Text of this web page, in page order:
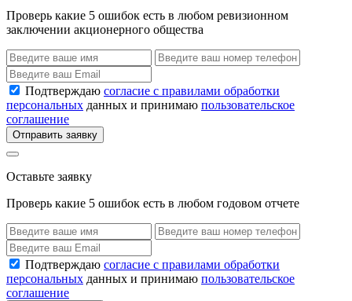
Проверь какие 5 ошибок есть в любом ревизионном
заключении акционерного общества
Подтверждаю согласие с правилами обработки
персональных данных и принимаю пользовательское
соглашение
Отправить заявку
Оставьте заявку
Проверь какие 5 ошибок есть в любом годовом отчете
Подтверждаю согласие с правилами обработки
персональных данных и принимаю пользовательское
соглашение